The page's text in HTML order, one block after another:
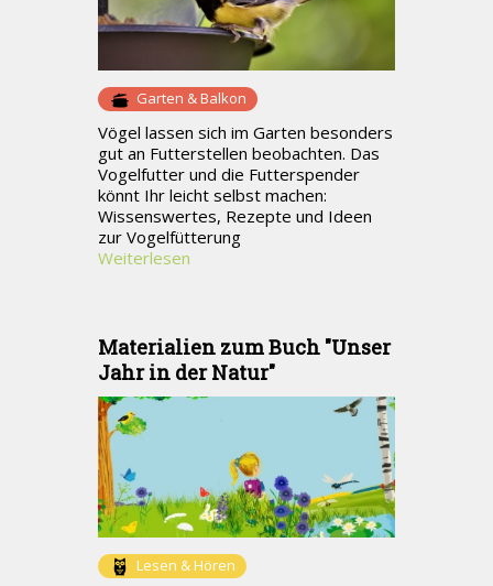
Garten & Balkon
Vögel lassen sich im Garten besonders
gut an Futterstellen beobachten. Das
Vogelfutter und die Futterspender
könnt Ihr leicht selbst machen:
Wissenswertes, Rezepte und Ideen
zur Vogelfütterung
Weiterlesen
Materialien zum Buch "Unser
Jahr in der Natur"
Lesen & Hören